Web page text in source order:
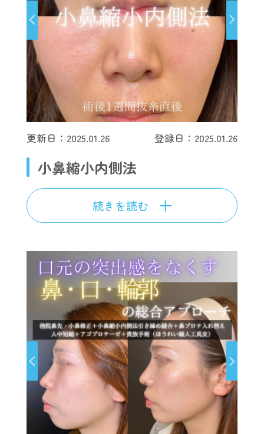
更新日：2025.01.26 登録日：2025.01.26
小鼻縮小内側法
続きを読む